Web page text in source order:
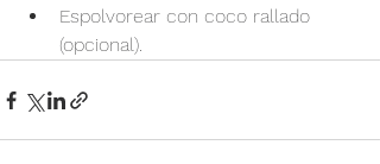
Espolvorear con coco rallado
(opcional).